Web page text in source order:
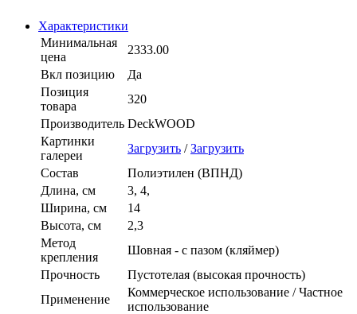
Характеристики
Минимальная
цена
2333.00
Вкл позицию
Да
Позиция
товара
320
Производитель DeckWOOD
Картинки
галереи
Загрузить /Загрузить
Состав
Полиэтилен (ВПНД)
Длина, см
3, 4,
Ширина, см
14
Высота, см
2,3
Метод
крепления
Шовная - с пазом (кляймер)
Прочность
Пустотелая (высокая прочность)
Применение
Коммерческое использование / Частное
использование